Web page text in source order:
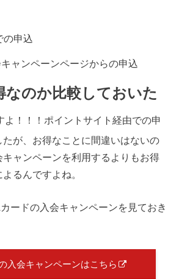
の申込
ャンペーンページからの申込
なのか比較しておいた
よ！！！ポイントサイト経由での申
が、お得なことに間違いはないの
ャンペーンを利用するよりもお得
るんですよね。
ードの入会キャンペーンを見ておき
入会キャンペーンはこちら